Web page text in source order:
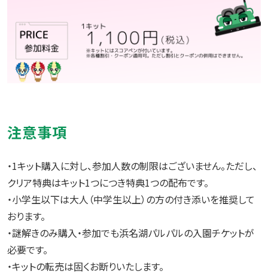
注意事項
・1キット購入に対し、参加人数の制限はございません。ただし、
クリア特典はキット1つにつき特典1つの配布です。
・小学生以下は大人（中学生以上）の方の付き添いを推奨して
おります。
・謎解きのみ購入・参加でも浜名湖パルパルの入園チケットが
必要です。
・キットの転売は固くお断りいたします。